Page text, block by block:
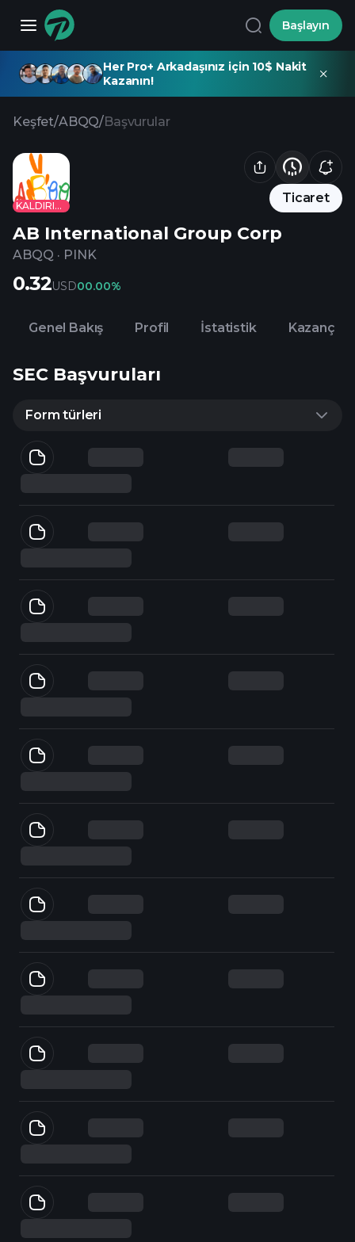
Başlayın
Her Pro+ Arkadaşınız için 10$ Nakit
Kazanın!
Keşfet/ABQQ/Başvurular
KALDIRILDI
Ticaret
AB International Group Corp
ABQQ · PINK
0.32USD00.00%
Genel Bakış Profil İstatistik Kazanç
SEC Başvuruları
Form türleri